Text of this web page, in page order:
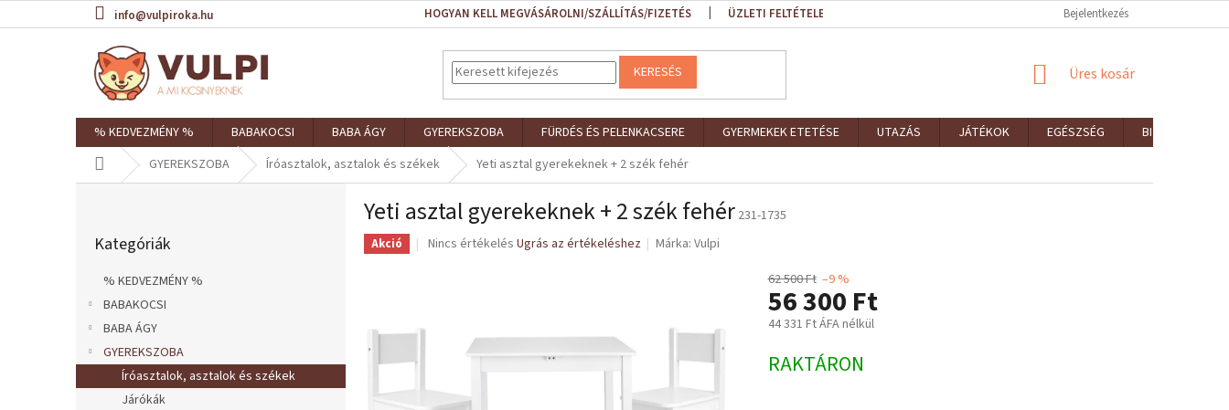
a
info@vulpiroka.hu HOGYAN KELL MEGVÁSÁROLNI/SZÁLLÍTÁS/FIZETÉS ÜZLETI FELTÉTELEK (ÁSZF) REKLAMÁCIÓK ÉS VISSZAKÜLDÉSEKBejelentkezés
KERESÉS KOSÁR
Üres kosár
% KEDVEZMÉNY % BABAKOCSI BABA ÁGY GYEREKSZOBA FÜRDÉS ÉS PELENKACSERE GYERMEKEK ETETÉSE UTAZÁS JÁTÉKOK EGÉSZSÉG
BIZTONSÁG
KezdőlapGYEREKSZOBA Íróasztalok, asztalok és székek Yeti asztal gyerekeknek + 2 szék fehér
e
átugrása
Kategóriák
% KEDVEZMÉNY %
BABAKOCSI
BABA ÁGY
GYEREKSZOBA
Íróasztalok, asztalok és székek
Járókák
Yeti asztal gyerekeknek + 2 szék fehér 231-1735
Akció
A
Nincs értékelés Ugrás az értékeléshez Márka:Vulpi
62 500 Ft –9 %
56 300 Ft
44 331 Ft ÁFA nélkül
Egységár:
RAKTÁRON